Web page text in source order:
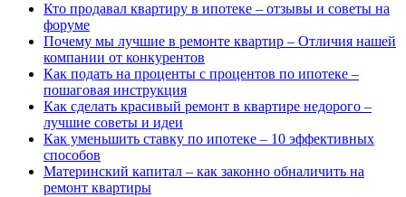
Кто продавал квартиру в ипотеке – отзывы и советы на
форуме
Почему мы лучшие в ремонте квартир – Отличия нашей
компании от конкурентов
Как подать на проценты с процентов по ипотеке –
пошаговая инструкция
Как сделать красивый ремонт в квартире недорого –
лучшие советы и идеи
Как уменьшить ставку по ипотеке – 10 эффективных
способов
Материнский капитал – как законно обналичить на
ремонт квартиры